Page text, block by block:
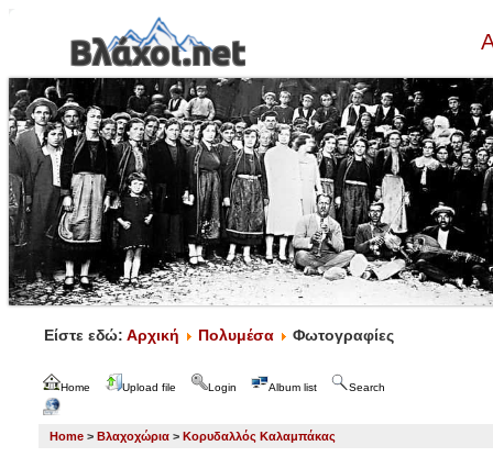
Είστε εδώ: Αρχική Πολυμέσα Φωτογραφίες
Home Upload file Login Album list Search
Home > Βλαχοχώρια > Κορυδαλλός Καλαμπάκας